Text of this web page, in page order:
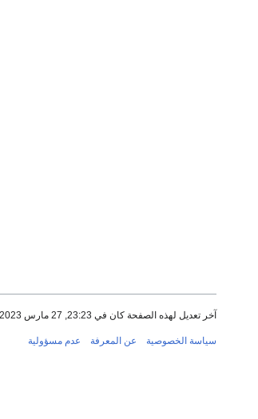
آخر تعديل لهذه الصفحة كان في 23:23, 27 مارس 2023.
سياسة الخصوصية عن المعرفة عدم مسؤولية